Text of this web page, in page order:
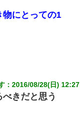
えていた。警察『目
時間後・・警察『××
行代金を出せ！」
は私達がする！」と
物にとっての1
：2016/08/28(日)
きだと思う